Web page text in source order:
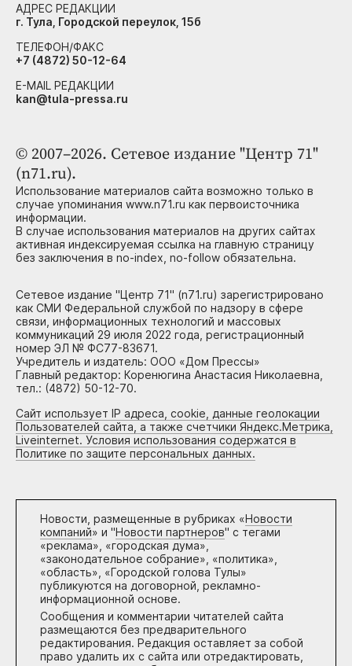
© 2007–2026. Сетевое издание "Центр 71"
(n71.ru).
Использование материалов сайта возможно только в
случае упоминания www.n71.ru как первоисточника
информации.
В случае использования материалов на других сайтах
активная индексируемая ссылка на главную страницу
без заключения в no-index, no-follow обязательна.
Сетевое издание "Центр 71" (n71.ru) зарегистрировано
как СМИ Федеральной службой по надзору в сфере
связи, информационных технологий и массовых
коммуникаций 29 июля 2022 года, регистрационный
номер ЭЛ № ФС77-83671.
Учредитель и издатель: ООО «Дом Прессы»
Главный редактор: Коренюгина Анастасия Николаевна,
тел.: (4872) 50-12-70.
Сайт использует IP адреса, cookie, данные геолокации
Пользователей сайта, а также счетчики Яндекс.Метрика,
Liveinternet. Условия использования содержатся в
Политике по защите персональных данных.
Новости, размещенные в рубриках «Новости
компаний» и "Новости партнеров" с тегами
«реклама», «городская дума»,
«законодательное собрание», «политика»,
«область», «Городской голова Тулы»
публикуются на договорной, рекламно-
информационной основе.
Сообщения и комментарии читателей сайта
размещаются без предварительного
редактирования. Редакция оставляет за собой
право удалить их с сайта или отредактировать,
АДРЕС РЕДАКЦИИ
г. Тула, Городской переулок, 15б
ТЕЛЕФОН/ФАКС
+7 (4872) 50-12-64
E-MAIL РЕДАКЦИИ
kan@tula-pressa.ru